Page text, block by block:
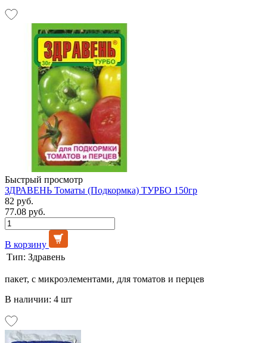
Быстрый просмотр
ЗДРАВЕНЬ Томаты (Подкормка) ТУРБО 150гр
82 руб.
77.08 руб.
В корзину
Тип: Здравень
пакет, с микроэлементами, для томатов и перцев
В наличии: 4 шт